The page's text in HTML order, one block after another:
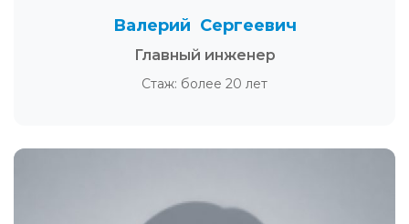
Валерий Сергеевич
Главный инженер
Стаж: более 20 лет